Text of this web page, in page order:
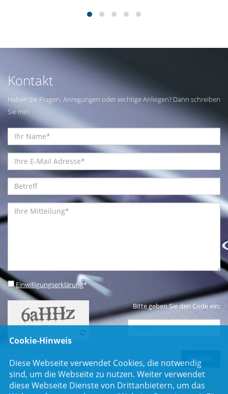
Kontakt
Haben Sie Fragen, Anregungen oder wichtige Anliegen? Dann schreiben
Sie mir!
Einwilligungserklärung*
Bitte geben Sie den Code ein:
Cookie-Hinweis
Diese Webseite verwendet Cookies, die notwendig
sind, um die Webseite zu nutzen. Weiter verwendet
diese Webseite Dienste von Drittanbietern, um das